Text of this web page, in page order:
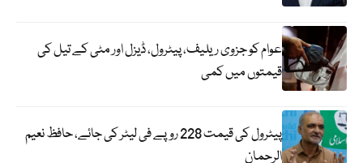
عوام کو جزوی ریلیف، پیٹرول، ڈیزل اور مٹی کے تیل کی
قیمتوں میں کمی
پیٹرول کی قیمت 228 روپے فی لیٹر کی جائے، حافظ نعیم
الرحمان